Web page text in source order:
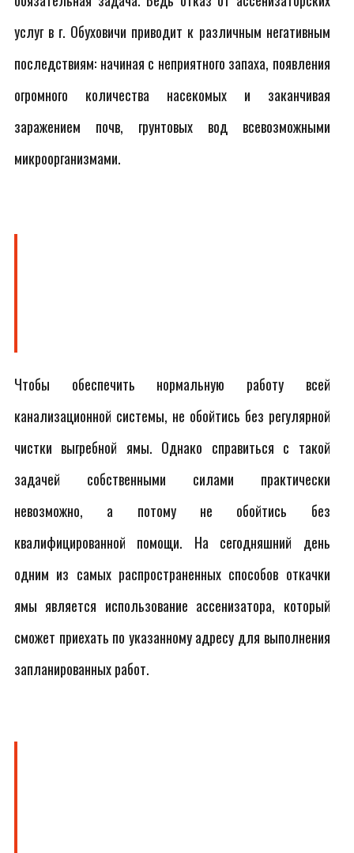
услуг в г. Обуховичи приводит к различным негативным
последствиям: начиная с неприятного запаха, появления
огромного количества насекомых и заканчивая
заражением почв, грунтовых вод всевозможными
микроорганизмами.
Чтобы обеспечить нормальную работу всей
канализационной системы, не обойтись без регулярной
чистки выгребной ямы. Однако справиться с такой
задачей собственными силами практически
невозможно, а потому не обойтись без
квалифицированной помощи. На сегодняшний день
одним из самых распространенных способов откачки
ямы является использование ассенизатора, который
сможет приехать по указанному адресу для выполнения
запланированных работ.